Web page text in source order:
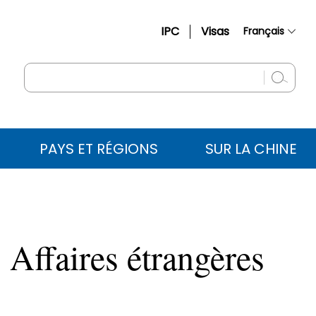
IPC Visas Français
English
عربي
PAYS ET RÉGIONS SUR LA CHINE
étrangères